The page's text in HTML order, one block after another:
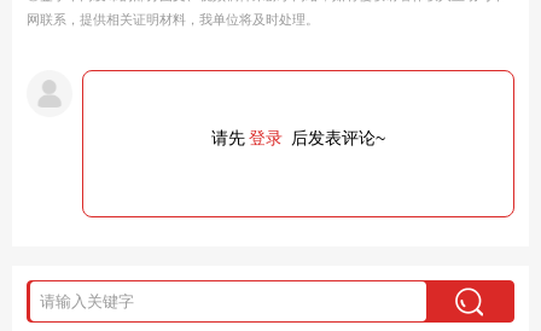
网联系，提供相关证明材料，我单位将及时处理。
请先登录 后发表评论~